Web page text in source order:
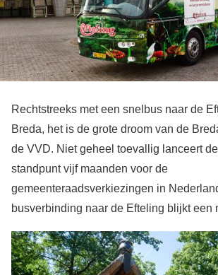
Rechtstreeks met een snelbus naar de
Breda, het is de grote droom van de
de VVD. Niet geheel toevallig lanceert
standpunt vijf maanden voor de
gemeenteraadsverkiezingen in
busverbinding naar de Efteling blijkt een